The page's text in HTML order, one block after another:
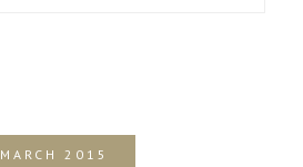
MARCH 2015